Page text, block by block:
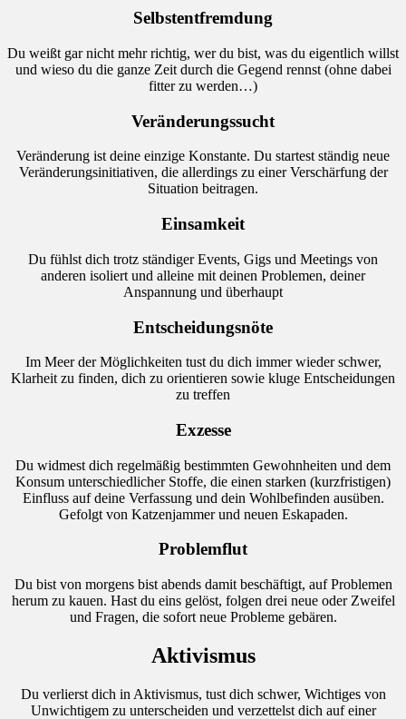
Selbstentfremdung
Du weißt gar nicht mehr richtig, wer du bist, was du eigentlich willst
und wieso du die ganze Zeit durch die Gegend rennst (ohne dabei
fitter zu werden…)
Veränderungssucht
Veränderung ist deine einzige Konstante. Du startest ständig neue
Veränderungsinitiativen, die allerdings zu einer Verschärfung der
Situation beitragen.
Einsamkeit
Du fühlst dich trotz ständiger Events, Gigs und Meetings von
anderen isoliert und alleine mit deinen Problemen, deiner
Anspannung und überhaupt
Entscheidungsnöte
Im Meer der Möglichkeiten tust du dich immer wieder schwer,
Klarheit zu finden, dich zu orientieren sowie kluge Entscheidungen
zu treffen
Exzesse
Du widmest dich regelmäßig bestimmten Gewohnheiten und dem
Konsum unterschiedlicher Stoffe, die einen starken (kurzfristigen)
Einfluss auf deine Verfassung und dein Wohlbefinden ausüben.
Gefolgt von Katzenjammer und neuen Eskapaden.
Problemflut
Du bist von morgens bist abends damit beschäftigt, auf Problemen
herum zu kauen. Hast du eins gelöst, folgen drei neue oder Zweifel
und Fragen, die sofort neue Probleme gebären.
Aktivismus
Du verlierst dich in Aktivismus, tust dich schwer, Wichtiges von
Unwichtigem zu unterscheiden und verzettelst dich auf einer